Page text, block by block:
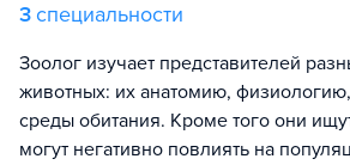
3специальности
Зоолог изучает представителей
животных: их анатомию,
среды обитания. Кроме того они
могут негативно повлиять на